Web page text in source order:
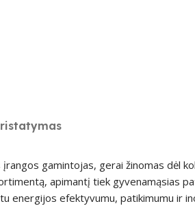
gamintojas, gerai žinomas dėl
apimantį tiek gyvenamąsias
energijos efektyvumu, patikimumu ir